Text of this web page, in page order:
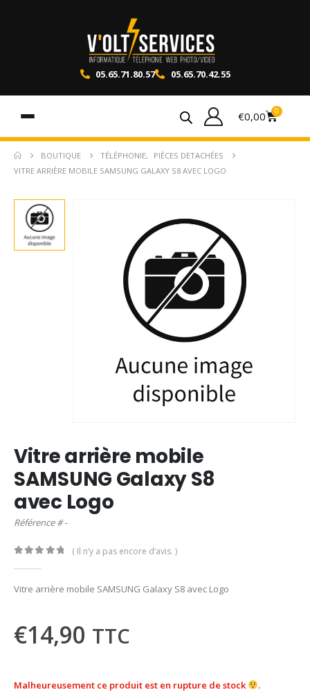
05.65.71.80.57 05.65.70.42.55
€0,00 0
BOUTIQUE TÉLÉPHONIE,
PIÈCES DETACHÉES
VITRE ARRIÈRE MOBILE SAMSUNG GALAXY S8 AVEC LOGO
Vitre arrière mobile
SAMSUNG Galaxy S8
avec Logo
Référence # -
( Il n’y a pas encore d’avis. )
Vitre arrière mobile SAMSUNG Galaxy S8 avec Logo
€14,90 TTC
Malheureusement ce produit est en rupture de stock
.